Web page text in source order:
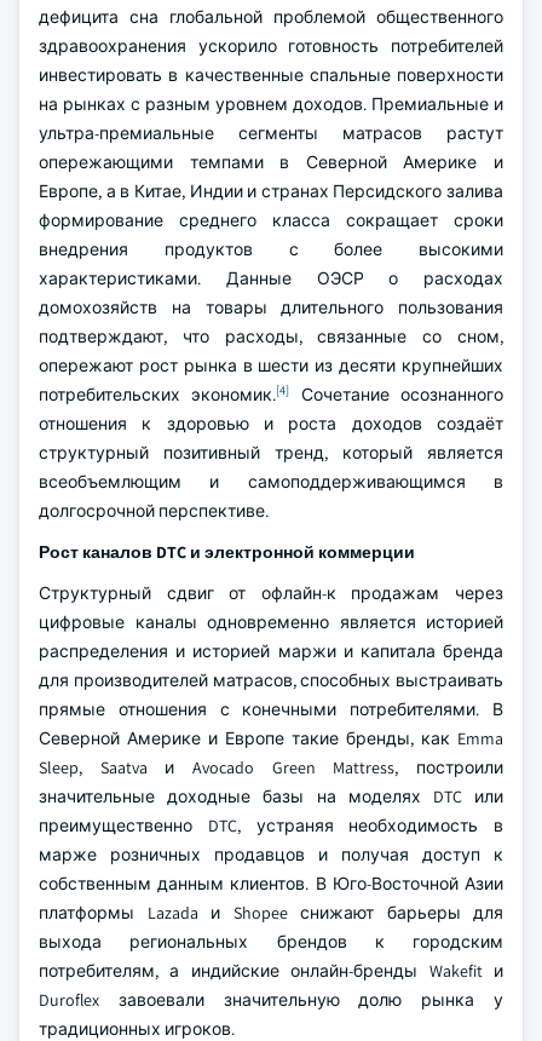
дефицита сна глобальной проблемой общественного
здравоохранения ускорило готовность потребителей
инвестировать в качественные спальные поверхности
на рынках с разным уровнем доходов. Премиальные и
ультра-премиальные сегменты матрасов растут
опережающими темпами в Северной Америке и
Европе, а в Китае, Индии и странах Персидского залива
формирование среднего класса сокращает сроки
внедрения продуктов с более высокими
характеристиками. Данные ОЭСР о расходах
домохозяйств на товары длительного пользования
подтверждают, что расходы, связанные со сном,
опережают рост рынка в шести из десяти крупнейших
потребительских экономик.[4]
Сочетание осознанного
отношения к здоровью и роста доходов создаёт
структурный позитивный тренд, который является
всеобъемлющим и самоподдерживающимся в
долгосрочной перспективе.
Рост каналов DTC и электронной коммерции
Структурный сдвиг от офлайн-к продажам через
цифровые каналы одновременно является историей
распределения и историей маржи и капитала бренда
для производителей матрасов, способных выстраивать
прямые отношения с конечными потребителями. В
Северной Америке и Европе такие бренды, как Emma
Sleep, Saatva и Avocado Green Mattress, построили
значительные доходные базы на моделях DTC или
преимущественно DTC, устраняя необходимость в
марже розничных продавцов и получая доступ к
собственным данным клиентов. В Юго-Восточной Азии
платформы Lazada и Shopee снижают барьеры для
выхода региональных брендов к городским
потребителям, а индийские онлайн-бренды Wakefit и
Duroflex завоевали значительную долю рынка у
традиционных игроков.